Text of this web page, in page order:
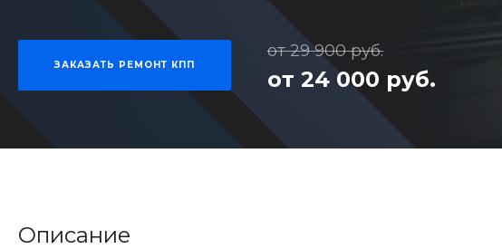
ЗАКАЗАТЬ РЕМОНТ КПП
от 29 900 руб.
от 24 000 руб.
Описание